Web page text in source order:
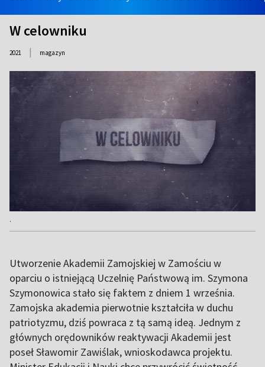
W celowniku
2021 | magazyn
.
Utworzenie Akademii Zamojskiej w Zamościu w
oparciu o istniejącą Uczelnię Państwową im. Szymona
Szymonowica stało się faktem z dniem 1 września.
Zamojska akademia pierwotnie kształciła w duchu
patriotyzmu, dziś powraca z tą samą ideą. Jednym z
głównych orędowników reaktywacji Akademii jest
poseł Sławomir Zawiślak, wnioskodawca projektu.